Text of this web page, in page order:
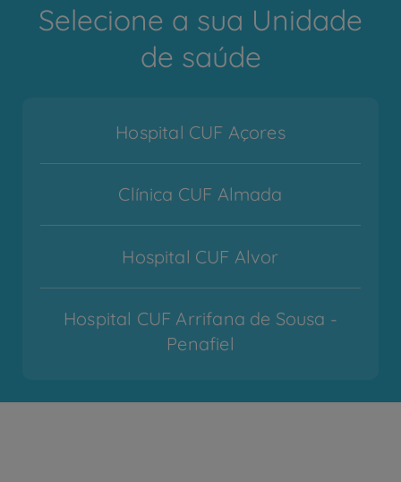
Selecione a sua Unidade
de saúde
Hospital CUF Açores
Clínica CUF Almada
Hospital CUF Alvor
Hospital CUF Arrifana de Sousa -
Penafiel
Hospital CUF Cascais